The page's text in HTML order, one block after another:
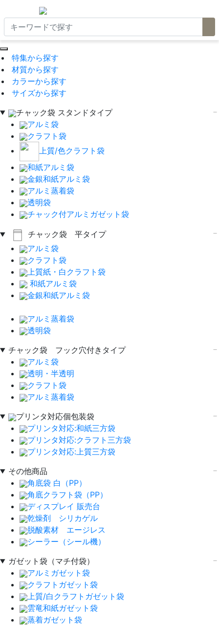
特集から探す
材質から探す
カラーから探す
サイズから探す
チャック袋 スタンドタイプ
アルミ袋
クラフト袋
上質/色クラフト袋
和紙アルミ袋
金銀和紙アルミ袋
アルミ蒸着袋
透明袋
チャック付アルミガゼット袋
チャック袋 平タイプ
アルミ袋
クラフト袋
上質紙・白クラフト袋
和紙アルミ袋
金銀和紙アルミ袋
アルミ蒸着袋
透明袋
チャック袋 フック穴付きタイプ
アルミ袋
透明・半透明
クラフト袋
アルミ蒸着袋
プリンタ対応個包装袋
プリンタ対応:和紙三方袋
プリンタ対応:クラフト三方袋
プリンタ対応:上質三方袋
その他商品
角底袋 白（PP）
角底クラフト袋（PP）
ディスプレイ 販売台
乾燥剤 シリカゲル
脱酸素材 エージレス
シーラー（シール機）
ガゼット袋（マチ付袋）
アルミガゼット袋
クラフトガゼット袋
上質/白クラフトガゼット袋
雲竜和紙ガゼット袋
蒸着ガゼット袋